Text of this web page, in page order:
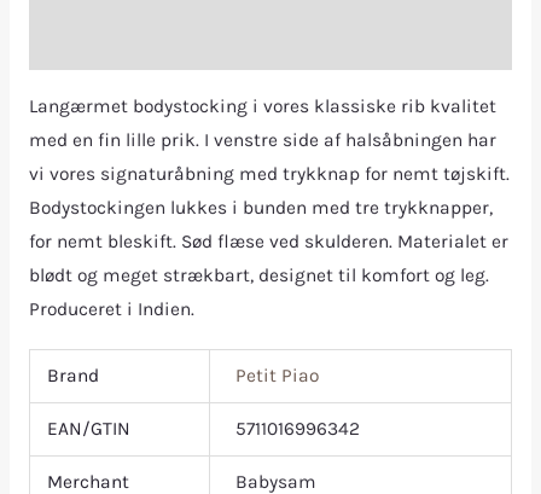
Langærmet bodystocking i vores klassiske rib kvalitet
med en fin lille prik. I venstre side af halsåbningen har
vi vores signaturåbning med trykknap for nemt tøjskift.
Bodystockingen lukkes i bunden med tre trykknapper,
for nemt bleskift. Sød flæse ved skulderen. Materialet er
blødt og meget strækbart, designet til komfort og leg.
Produceret i Indien.
Brand Petit Piao
EAN/GTIN 5711016996342
Merchant Babysam